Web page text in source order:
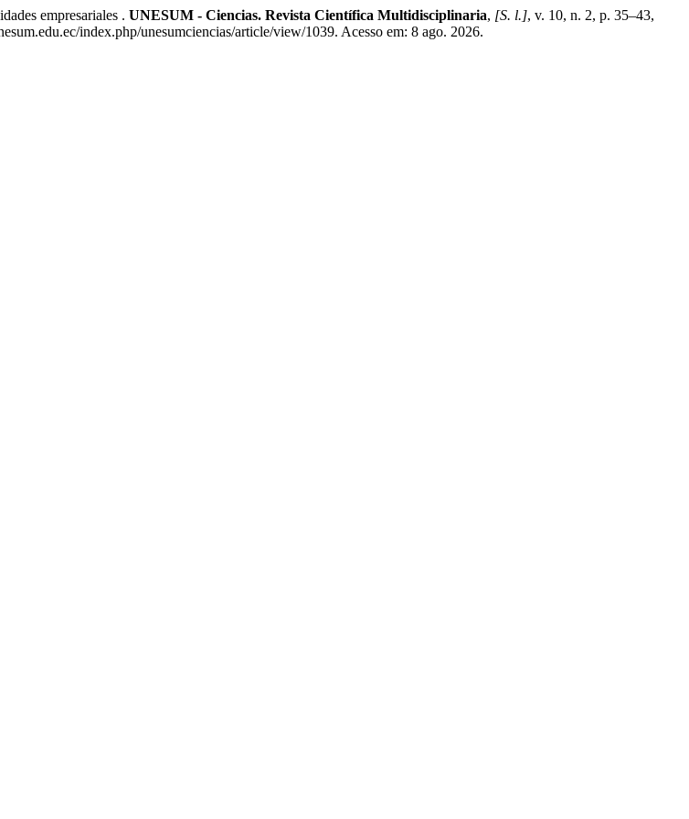
empresariales . UNESUM - Ciencias. Revista Científica Multidisciplinaria, [S. l.], v. 10, n. 2, p. 35–43,
index.php/unesumciencias/article/view/1039. Acesso em: 8 ago. 2026.